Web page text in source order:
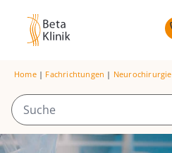
Home| Fachrichtungen | Neurochirurgie